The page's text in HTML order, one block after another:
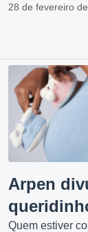
28 de fevereiro
Arpen
Quem estiver